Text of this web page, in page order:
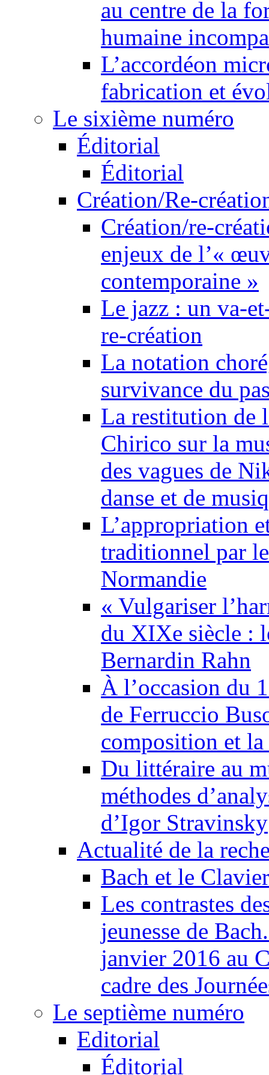
au centre de la
humaine
L’accordéon
fabrication et
Le sixième numéro
Éditorial
Éditorial
Création/Re-
Création/re-
enjeux de l’«
contemporaine »
Le jazz : un va-
re-création
La notation
survivance du
La restitution de
Chirico sur la
des vagues de
danse et de
L’appropriation
traditionnel par
Normandie
« Vulgariser
du XIXe siècle :
Bernardin Rahn
À l’occasion du
de Ferruccio
composition et
Du littéraire au
méthodes
d’Igor Stravinsky
Actualité de la
Bach et le
Les contrastes
jeunesse de
janvier 2016 au
cadre des
Le septième numéro
Editorial
Éditorial